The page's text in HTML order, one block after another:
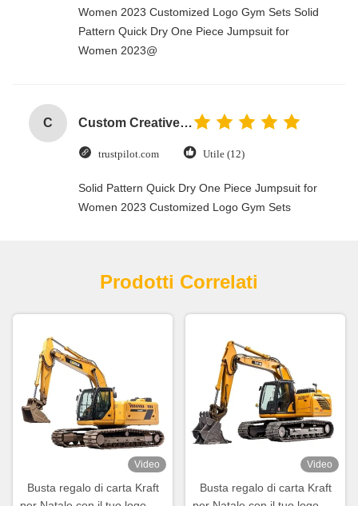
Women 2023 Customized Logo Gym Sets Solid
Pattern Quick Dry One Piece Jumpsuit for
Women 2023@
C Custom Creative Goodie Christmas Kraft Paper Gift Bag with Your Own Logo for Xmas Decorative Party
trustpilot.com Utile (12)
Solid Pattern Quick Dry One Piece Jumpsuit for
Women 2023 Customized Logo Gym Sets
Prodotti Correlati
Video
Busta regalo di carta Kraft
Video
Busta regalo di carta Kraft